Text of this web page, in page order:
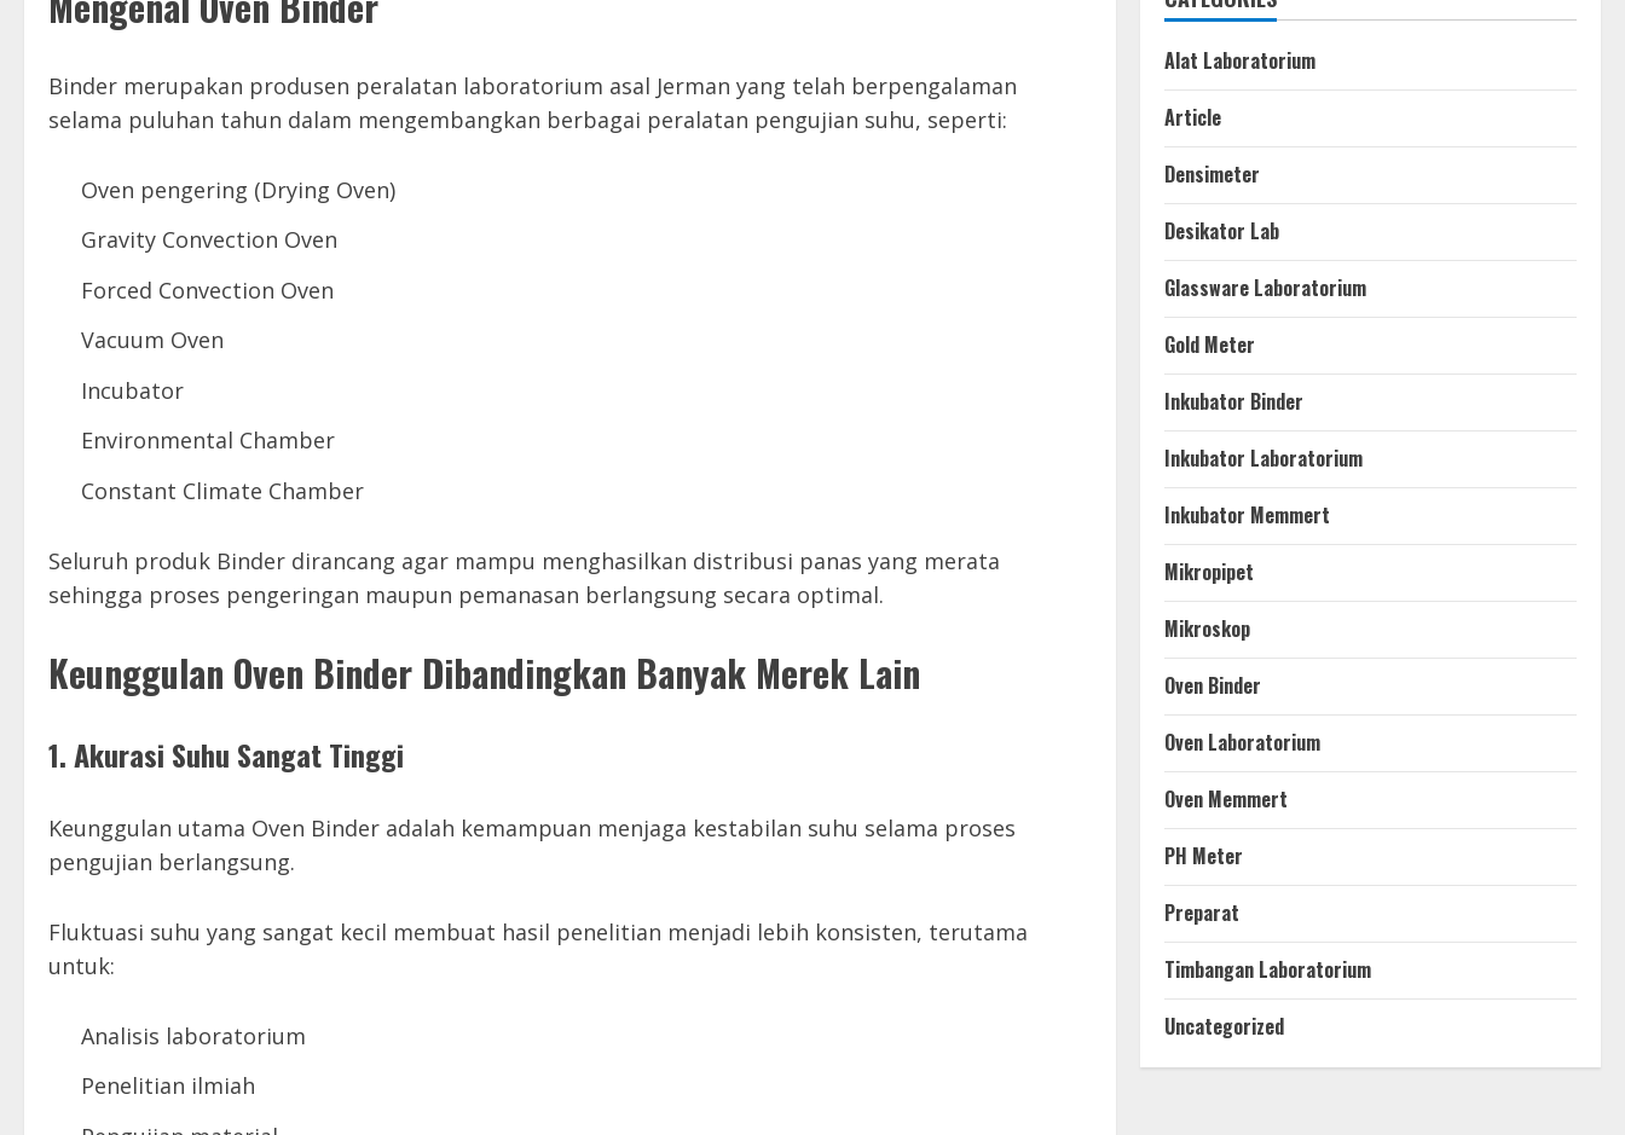
Binder merupakan produsen peralatan laboratorium asal Jerman yang telah berpengalaman
selama puluhan tahun dalam mengembangkan berbagai peralatan pengujian suhu, seperti:
Oven pengering (Drying Oven)
Gravity Convection Oven
Forced Convection Oven
Vacuum Oven
Incubator
Environmental Chamber
Constant Climate Chamber
Seluruh produk Binder dirancang agar mampu menghasilkan distribusi panas yang merata
sehingga proses pengeringan maupun pemanasan berlangsung secara optimal.
Keunggulan Oven Binder Dibandingkan Banyak Merek Lain
1. Akurasi Suhu Sangat Tinggi
Keunggulan utama Oven Binder adalah kemampuan menjaga kestabilan suhu selama proses
pengujian berlangsung.
Fluktuasi suhu yang sangat kecil membuat hasil penelitian menjadi lebih konsisten, terutama
untuk:
Analisis laboratorium
Penelitian ilmiah
Alat Laboratorium
Article
Densimeter
Desikator Lab
Glassware Laboratorium
Gold Meter
Inkubator Binder
Inkubator Laboratorium
Inkubator Memmert
Mikropipet
Mikroskop
Oven Binder
Oven Laboratorium
Oven Memmert
PH Meter
Preparat
Timbangan Laboratorium
Uncategorized